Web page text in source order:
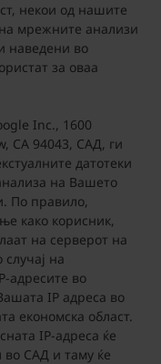
некои од нашите
на мрежните анализи
наведени во
за оваа
Inc., 1600
CA 94043, САД, ги
датотеки
на Вашето
По правило,
како корисник,
на серверот на
на
адресите во
IP адреса во
економска област.
IP-адреса ќе
во САД и таму ќе